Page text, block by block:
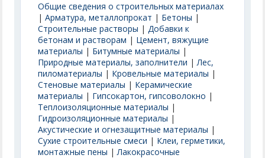
Общие сведения о строительных материалах
|Арматура, металлопрокат | Бетоны |
Строительные растворы |Добавки к
бетонам и растворам | Цемент, вяжущие
материалы | Битумные материалы |
Природные материалы, заполнители |Лес,
пиломатериалы | Кровельные материалы |
Стеновые материалы | Керамические
материалы | Гипсокартон, гипсоволокно |
Теплоизоляционные материалы |
Гидроизоляционные материалы |
Акустические и огнезащитные материалы |
Сухие строительные смеси | Клеи, герметики,
монтажные пены |Лакокрасочные